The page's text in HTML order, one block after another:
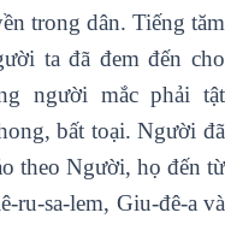
trong dân. Tiếng tăm
ta đã đem đến cho
người mắc phải tật
bất toại. Người đã
theo Người, họ đến từ
ru-sa-lem, Giu-đê-a và